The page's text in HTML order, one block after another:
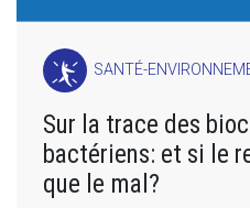
SANTÉ-
Sur la trace des
bactériens: et si le
que le mal?